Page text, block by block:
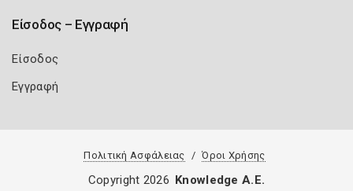
Είσοδος – Εγγραφή
Είσοδος
Εγγραφή
Πολιτική Ασφάλειας Όροι Χρήσης
Copyright 2026 Knowledge A.E.